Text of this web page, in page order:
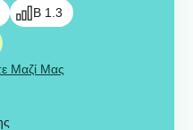
B 1.3
Μαζί Μας